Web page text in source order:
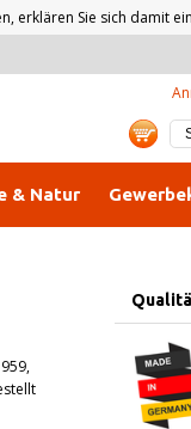
erklären Sie sich damit
& Natur